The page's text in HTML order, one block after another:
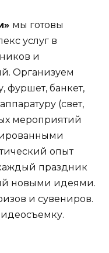
мы готовы
услуг в
и
Организуем
фуршет, банкет,
(свет,
мероприятий
опыт
праздник
новыми идеями.
и сувениров.